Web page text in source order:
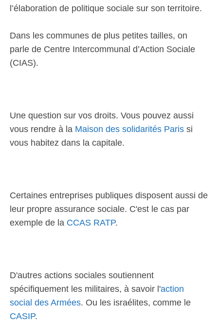
l’élaboration de politique sociale sur son territoire.
Dans les communes de plus petites tailles, on
parle de Centre Intercommunal d’Action Sociale
(CIAS).
Une question sur vos droits. Vous pouvez aussi
vous rendre à la Maison des solidarités Paris si
vous habitez dans la capitale.
Certaines entreprises publiques disposent aussi de
leur propre assurance sociale. C'est le cas par
exemple de la CCAS RATP.
D'autres actions sociales soutiennent
spécifiquement les militaires, à savoir l'action
social des Armées. Ou les israélites, comme le
CASIP.